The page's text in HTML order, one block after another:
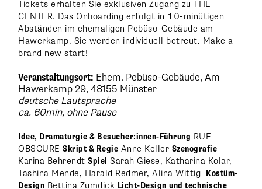
Tickets erhalten Sie exklusiven Zugang zu THE
CENTER. Das Onboarding erfolgt in 10-minütigen
Abständen im ehemaligen Pebüso-Gebäude am
Hawerkamp. Sie werden individuell betreut. Make a
brand new start!
Veranstaltungsort: Ehem. Pebüso-Gebäude, Am
Hawerkamp 29, 48155 Münster
deutsche Lautsprache
ca. 60min, ohne Pause
Idee, Dramaturgie & Besucher:innen-Führung RUE
OBSCURESkript & Regie Anne Keller Szenografie
Karina BehrendtSpiel Sarah Giese, Katharina Kolar,
Tashina Mende, Harald Redmer, Alina Wittig Kostüm-
Design Bettina Zumdick Licht-Design und technische